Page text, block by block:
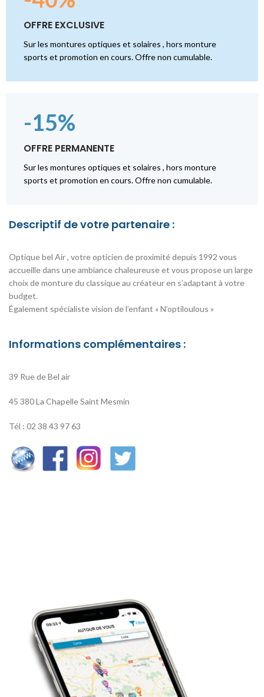
OFFRE EXCLUSIVE
Sur les montures optiques et solaires , hors monture
sports et promotion en cours. Offre non cumulable.
-15%
OFFRE PERMANENTE
Sur les montures optiques et solaires , hors monture
sports et promotion en cours. Offre non cumulable.
Descriptif de votre partenaire :
Optique bel Air , votre opticien de proximité depuis 1992 vous
accueille dans une ambiance chaleureuse et vous propose un large
choix de monture du classique au créateur en s’adaptant à votre
budget.
Également spécialiste vision de l’enfant « N’optiloulous »
Informations complémentaires :
39 Rue de Bel air
45 380 La Chapelle Saint Mesmin
Tél : 02 38 43 97 63